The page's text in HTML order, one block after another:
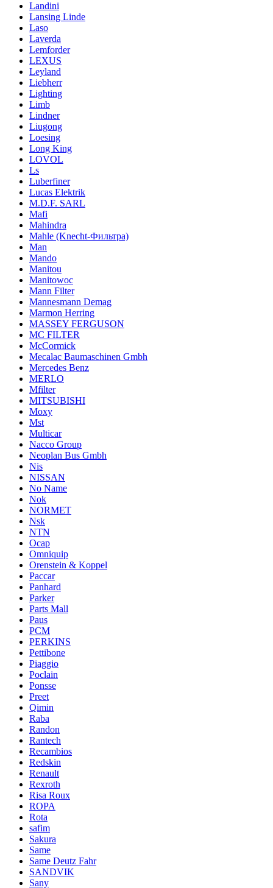
Landini
Lansing Linde
Laso
Laverda
Lemforder
LEXUS
Leyland
Liebherr
Lighting
Limb
Lindner
Liugong
Loesing
Long King
LOVOL
Ls
Luberfiner
Lucas Elektrik
M.D.F. SARL
Mafi
Mahindra
Mahle (Knecht-Фильтра)
Man
Mando
Manitou
Manitowoc
Mann Filter
Mannesmann Demag
Marmon Herring
MASSEY FERGUSON
MC FILTER
McCormick
Mecalac Baumaschinen Gmbh
Mercedes Benz
MERLO
Mfilter
MITSUBISHI
Moxy
Mst
Multicar
Nacco Group
Neoplan Bus Gmbh
Nis
NISSAN
No Name
Nok
NORMET
Nsk
NTN
Ocap
Omniquip
Orenstein & Koppel
Paccar
Panhard
Parker
Parts Mall
Paus
PCM
PERKINS
Pettibone
Piaggio
Poclain
Ponsse
Preet
Qimin
Raba
Randon
Rantech
Recambios
Redskin
Renault
Rexroth
Risa Roux
ROPA
Rota
safim
Sakura
Same
Same Deutz Fahr
SANDVIK
Sany